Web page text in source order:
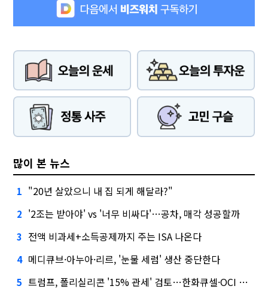
많이 본 뉴스
1 "20년 살았으니 내 집 되게 해달라?"
2 '2조는 받아야' vs '너무 비싸다'…공차, 매각 성공할까
3 전액 비과세+소득공제까지 주는 ISA 나온다
4 메디큐브·아누아·리르, '눈물 세럼' 생산 중단한다
5 트럼프, 폴리실리콘 '15% 관세' 검토…한화큐셀·OCI 영향은?